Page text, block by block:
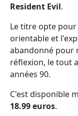
Resident Evil.
Le titre opte
orientable et
abandonné pour
réflexion, le tout
années 90.
C'est disponible
18.99 euros.